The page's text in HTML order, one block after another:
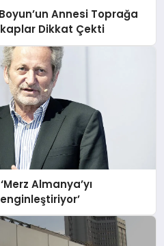
Annesi Toprağa
Dikkat Çekti